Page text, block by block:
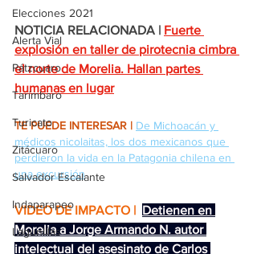
Elecciones 2021
Alerta Vial
Pátzcuaro
Tarímbaro
Turicato
Zitácuaro
Salvador Escalante
Indaparapeo
Lagunillas
NOTICIA RELACIONADA | Fuerte
explosión en taller de pirotecnia cimbra
el norte de Morelia. Hallan partes
humanas en lugar
TE PUEDE INTERESAR | De Michoacán y
médicos nicolaitas, los dos mexicanos que
perdieron la vida en la Patagonia chilena en
una excursión
VIDEO DE IMPACTO | Detienen en
Morelia a Jorge Armando N. autor
intelectual del asesinato de Carlos